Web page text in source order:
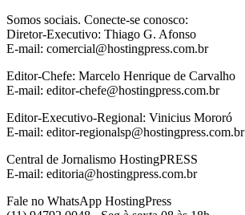
Somos sociais. Conecte-se conosco:
Diretor-Executivo: Thiago G. Afonso
E-mail: comercial@hostingpress.com.br
Editor-Chefe: Marcelo Henrique de Carvalho
E-mail: editor-chefe@hostingpress.com.br
Editor-Executivo-Regional: Vinicius Mororó
E-mail: editor-regionalsp@hostingpress.com.br
Central de Jornalismo HostingPRESS
E-mail: editoria@hostingpress.com.br
Fale no WhatsApp HostingPress